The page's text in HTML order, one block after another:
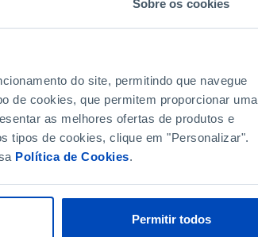
Sobre os cookies
do site, permitindo que navegue
de cookies, que permitem proporcionar uma
as melhores ofertas de produtos e
tipos de cookies, clique em "Personalizar".
Política de Cookies.
Permitir todos